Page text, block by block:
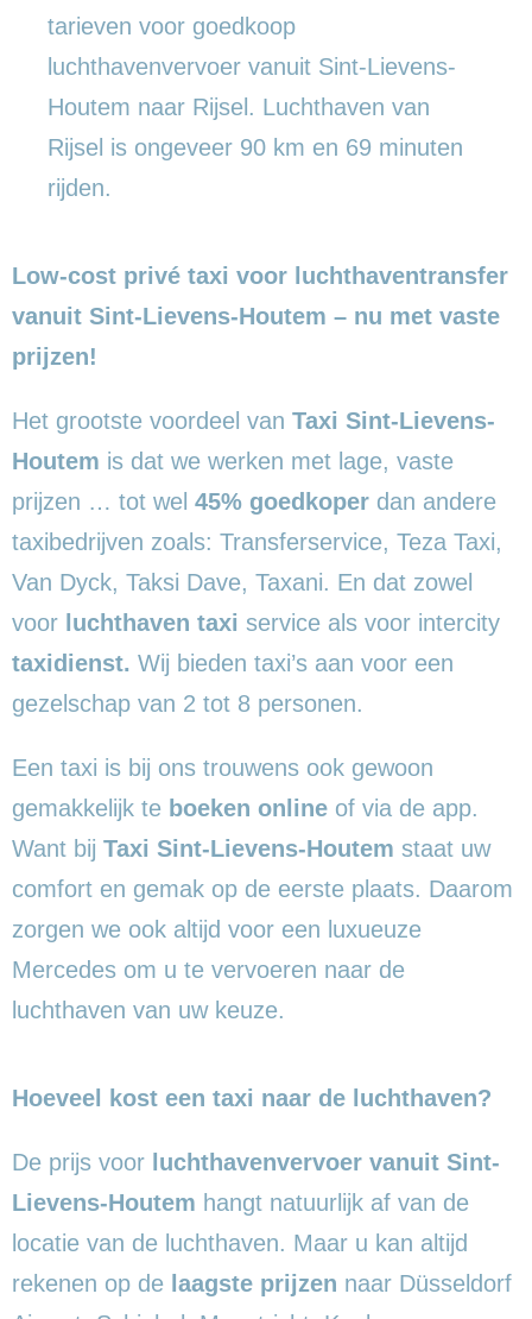
tarieven voor goedkoop
luchthavenvervoer vanuit Sint-Lievens-
Houtem naar Rijsel. Luchthaven van
Rijsel is ongeveer 90 km en 69 minuten
rijden.
Low-cost privé taxi voor luchthaventransfer
vanuit Sint-Lievens-Houtem – nu met vaste
prijzen!
Het grootste voordeel van Taxi Sint-Lievens-
Houtem is dat we werken met lage, vaste
prijzen … tot wel 45% goedkoper dan andere
taxibedrijven zoals: Transferservice, Teza Taxi,
Van Dyck, Taksi Dave, Taxani. En dat zowel
voor luchthaven taxi service als voor intercity
taxidienst. Wij bieden taxi’s aan voor een
gezelschap van 2 tot 8 personen.
Een taxi is bij ons trouwens ook gewoon
gemakkelijk te boeken online of via de app.
Want bij Taxi Sint-Lievens-Houtem staat uw
comfort en gemak op de eerste plaats. Daarom
zorgen we ook altijd voor een luxueuze
Mercedes om u te vervoeren naar de
luchthaven van uw keuze.
Hoeveel kost een taxi naar de luchthaven?
De prijs voor luchthavenvervoer vanuit Sint-
Lievens-Houtem hangt natuurlijk af van de
locatie van de luchthaven. Maar u kan altijd
rekenen op de laagste prijzen naar Düsseldorf